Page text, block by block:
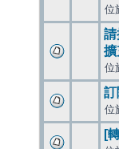
位
請
擴
位
訂
位
[